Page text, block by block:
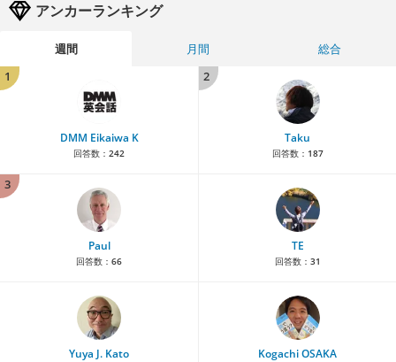
アンカーランキング
週間 月間
総合
1
DMM Eikaiwa K
回答数： 242
2
Taku
回答数： 187
3
Paul
回答数： 66
TE
回答数： 31
Yuya J. Kato Kogachi OSAKA